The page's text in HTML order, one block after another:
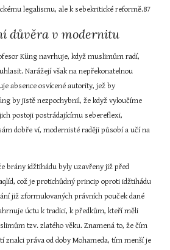
legalismu, ale k sebekritické reformě.87
důvěra v modernitu
Küng navrhuje, když muslimům radí,
Narážejí však na nepřekonatelnou
absence osvícené autority, jež by
by jistě nezpochybnil, že když vyloučíme
postoji postrádajícímu sebereflexi,
dobře ví, modernisté raději působí a učí na
brány idžtihádu byly uzavřeny již před
což je protichůdný princip oproti idžtihádu
již zformulovaných právních pouček dané
úctu k tradici, k předkům, kteří měli
tzv. zlatého věku. Znamená to, že čím
znalci práva od doby Mohameda, tím menší je